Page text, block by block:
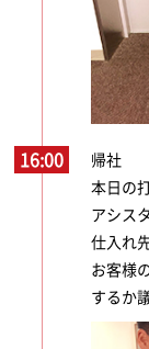
16:00
帰社
本日の
アシス
仕入れ
お客様
するか